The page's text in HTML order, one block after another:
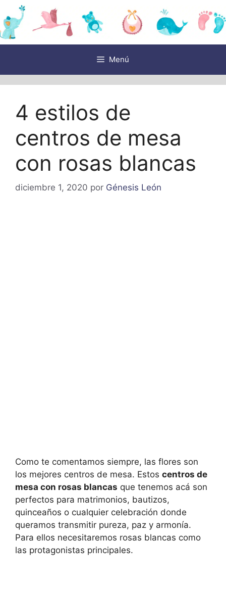
Saltar
al
contenido
Menú
4 estilos de
centros de mesa
con rosas blancas
diciembre 1, 2020 por Génesis León
Como te comentamos siempre, las flores son
los mejores centros de mesa. Estos centros de
mesa con rosas blancas que tenemos acá son
perfectos para matrimonios, bautizos,
quinceaños o cualquier celebración donde
queramos transmitir pureza, paz y armonía.
Para ellos necesitaremos rosas blancas como
las protagonistas principales.